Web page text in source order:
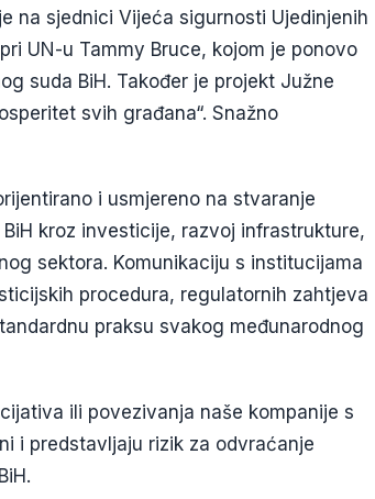
na sjednici Vijeća sigurnosti Ujedinjenih
UN-u Tammy Bruce, kojom je ponovo
suda BiH. Također je projekt Južne
svih građana“. Snažno
i usmjereno na stvaranje
kroz investicije, razvoj infrastrukture,
sektora. Komunikaciju s institucijama
procedura, regulatornih zahtjeva
praksu svakog međunarodnog
ili povezivanja naše kompanije s
i predstavljaju rizik za odvraćanje